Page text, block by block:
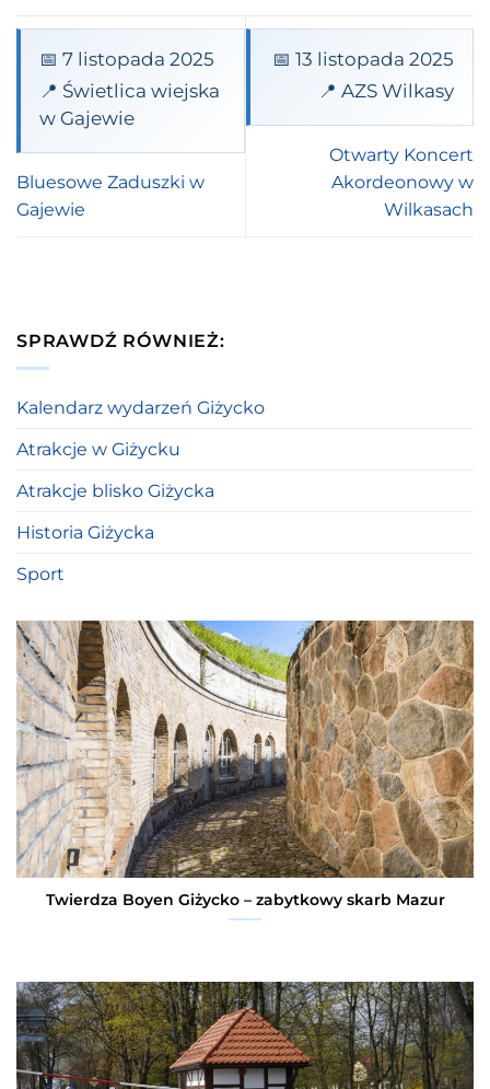
📅 7 listopada 2025
📍 Świetlica wiejska
w Gajewie
Bluesowe Zaduszki w
Gajewie
📅 13 listopada 2025
📍 AZS Wilkasy
Otwarty Koncert
Akordeonowy w
Wilkasach
SPRAWDŹ RÓWNIEŻ:
Kalendarz wydarzeń Giżycko
Atrakcje w Giżycku
Atrakcje blisko Giżycka
Historia Giżycka
Sport
Twierdza Boyen Giżycko – zabytkowy skarb Mazur